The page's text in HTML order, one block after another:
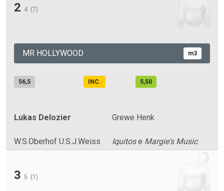
2 4 (7)
MR HOLLYWOOD m3
56,5 INC. 5,50
Lukas Delozier Grewe Henk
W.S.Oberhof U.S.J.Weiss Iquitose Margie's Music
3 5 (1)